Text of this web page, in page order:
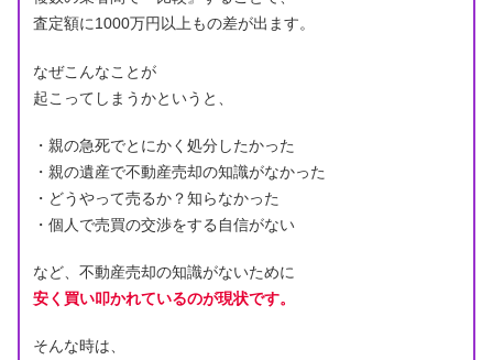
査定額に1000万円以上もの差が出ます。
なぜこんなことが
起こってしまうかというと、
・親の急死でとにかく処分したかった
・親の遺産で不動産売却の知識がなかった
・どうやって売るか？知らなかった
・個人で売買の交渉をする自信がない
など、不動産売却の知識がないために
安く買い叩かれているのが現状です。
そんな時は、